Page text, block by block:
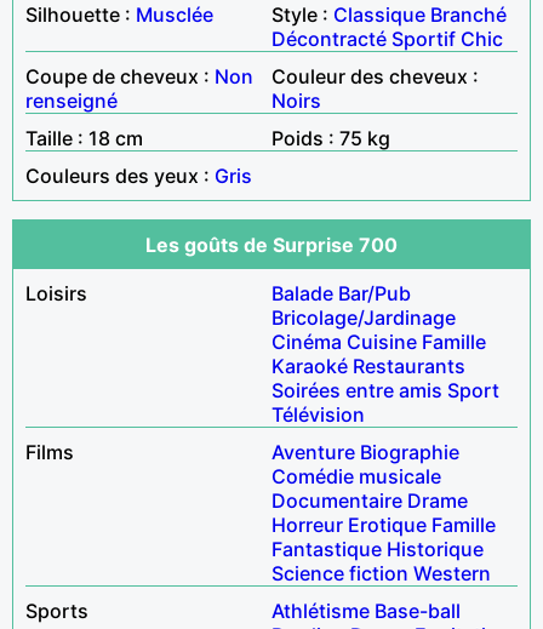
Silhouette : Musclée Style : Classique Branché
Décontracté Sportif Chic
Coupe de cheveux : Non
renseigné
Couleur des cheveux :
Noirs
Taille : 18 cm
Poids : 75 kg
Couleurs des yeux : Gris
Les goûts de Surprise 700
Loisirs
Balade Bar/Pub
Bricolage/Jardinage
Cinéma Cuisine Famille
Karaoké Restaurants
Soirées entre amis Sport
Télévision
Films
Aventure Biographie
Comédie musicale
Documentaire Drame
Horreur Erotique Famille
Fantastique Historique
Science fiction Western
Sports
Athlétisme Base-ball